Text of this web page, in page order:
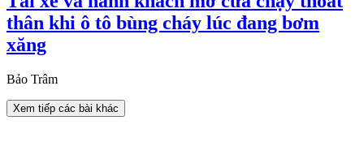
thân khi ô tô bùng cháy lúc đang bơm
xăng
Bảo Trâm
Xem tiếp các bài khác